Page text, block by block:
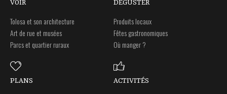
VOIR
Tolosa et son architecture
Art de rue et musées
Parcs et quartier ruraux
DÉGUSTER
Produits locaux
Fêtes gastronomiques
Où manger ?
PLANS ACTIVITÉS